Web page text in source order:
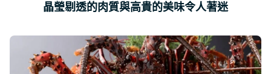
晶瑩剔透的肉質與高貴的美味令人著迷